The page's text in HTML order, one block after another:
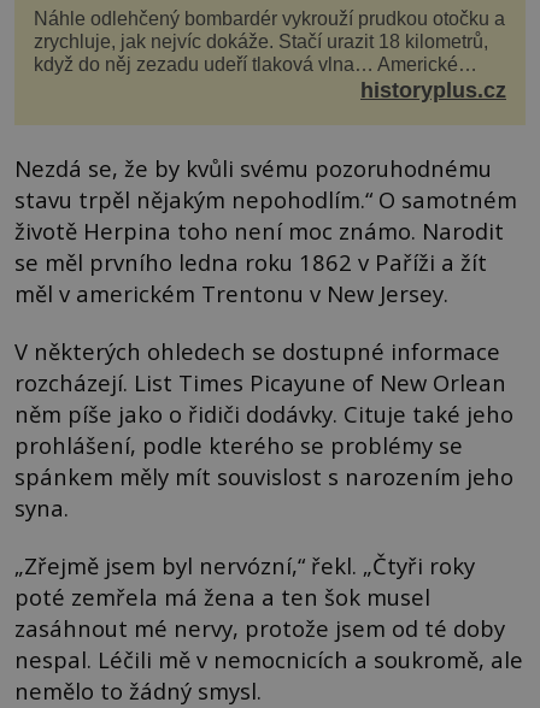
Náhle odlehčený bombardér vykrouží prudkou otočku a
zrychluje, jak nejvíc dokáže. Stačí urazit 18 kilometrů,
když do něj zezadu udeří tlaková vlna… Americké
rozhodnutí svrhnout ničivou jadernou bombu ...historyplus.cz
Nezdá se, že by kvůli svému pozoruhodnému
stavu trpěl nějakým nepohodlím.“ O samotném
životě Herpina toho není moc známo. Narodit
se měl prvního ledna roku 1862 v Paříži a žít
měl v americkém Trentonu v New Jersey.
V některých ohledech se dostupné informace
rozcházejí. List Times Picayune of New Orlean
něm píše jako o řidiči dodávky. Cituje také jeho
prohlášení, podle kterého se problémy se
spánkem měly mít souvislost s narozením jeho
syna.
„Zřejmě jsem byl nervózní,“ řekl. „Čtyři roky
poté zemřela má žena a ten šok musel
zasáhnout mé nervy, protože jsem od té doby
nespal. Léčili mě v nemocnicích a soukromě, ale
nemělo to žádný smysl.